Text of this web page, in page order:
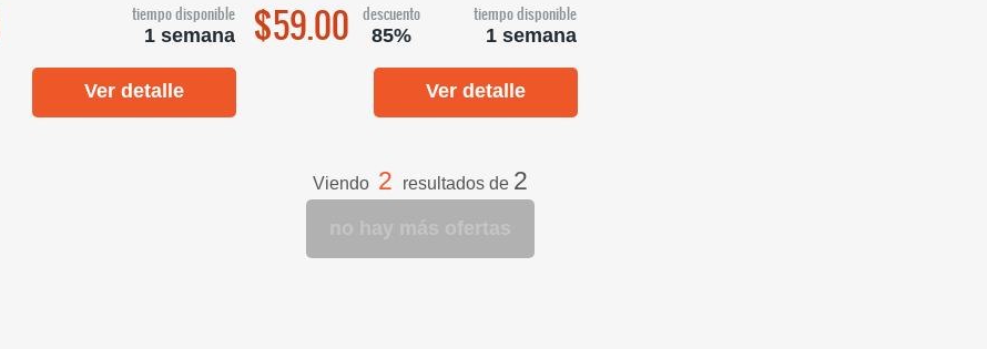
tiempo disponible
1 semana
Ver detalle
$59.00 descuento
85%
tiempo disponible
1 semana
Ver detalle
Viendo 2 resultados de 2